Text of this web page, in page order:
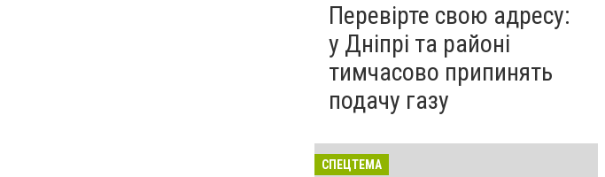
Перевірте свою адресу:
у Дніпрі та районі
тимчасово припинять
подачу газу
СПЕЦТЕМА